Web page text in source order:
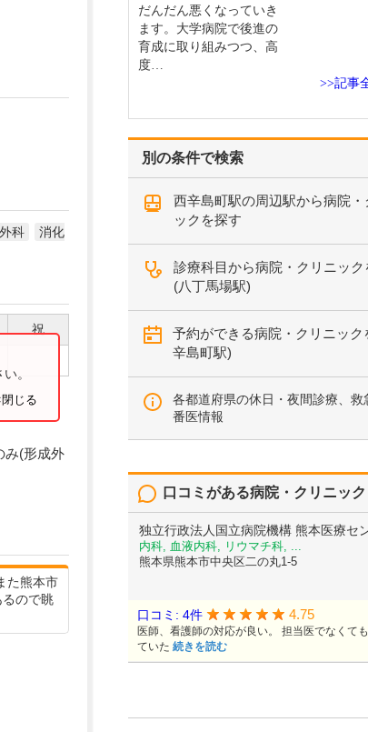
科
消化
祝
。
じる
み(形成外
た熊本市
ので眺
別の条件で検索
西辛島町駅の周辺駅から病院・
ックを探す
診療科目から病院・クリニック
(八丁馬場駅)
予約ができる病院・クリニック
辛島町駅)
各都道府県の休日・夜間診療、救
番医情報
口コミがある病院・クリニック
独立行政法人国立病院機構 熊本医療セ
内科, 血液内科, リウマチ科, ...
熊本県熊本市中央区二の丸1-5
口コミ: 4件 4.75
医師、看護師の対応が良い。 担当医でなくて
ていた 続きを読む
だんだん悪くなっていき
ます。大学病院で後進の
育成に取り組みつつ、高
度…
>>記事